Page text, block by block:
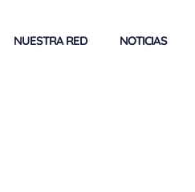
NUESTRA RED NOTICIAS